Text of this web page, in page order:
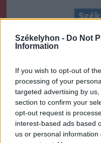
Székelyhon - Do Not
Information
If you wish to opt-out of
processing of your
targeted advertising by
section to confirm your
opt-out request is
interest-based ads based
us or personal